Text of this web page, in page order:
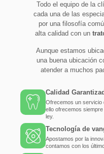
Todo el equipo de la
cada una de las
por una filosofía
alta calidad con un
Aunque estamos
una buena ubicación
atender a muchos
Calidad
Ofrecemos un servicio
ello ofrecemos
ley.
Tecnología de
Apostamos por la
contamos con los